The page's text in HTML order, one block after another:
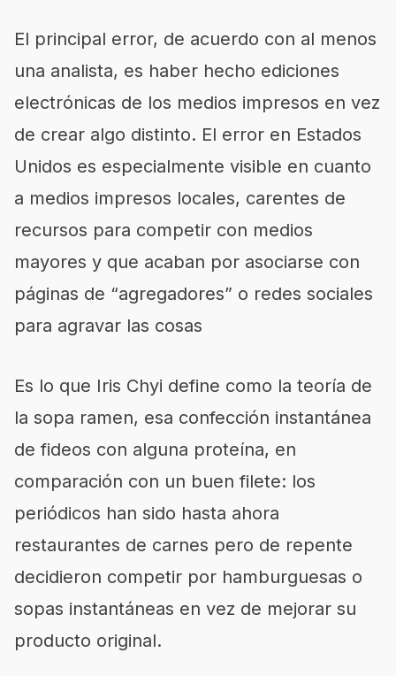
El principal error, de acuerdo con al menos
una analista, es haber hecho ediciones
electrónicas de los medios impresos en vez
de crear algo distinto. El error en Estados
Unidos es especialmente visible en cuanto
a medios impresos locales, carentes de
recursos para competir con medios
mayores y que acaban por asociarse con
páginas de “agregadores” o redes sociales
para agravar las cosas
Es lo que Iris Chyi define como la teoría de
la sopa ramen, esa confección instantánea
de fideos con alguna proteína, en
comparación con un buen filete: los
periódicos han sido hasta ahora
restaurantes de carnes pero de repente
decidieron competir por hamburguesas o
sopas instantáneas en vez de mejorar su
producto original.